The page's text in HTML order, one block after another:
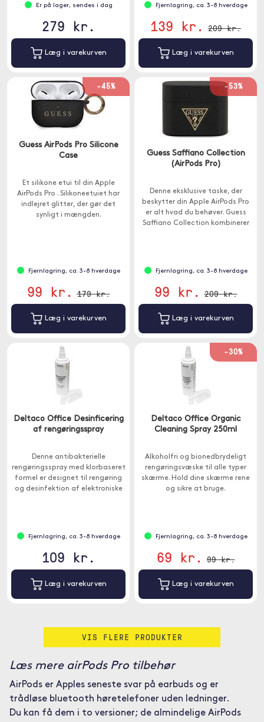
Er på lager, sendes i dag
279 kr.
Læg i varekurven
Fjernlagring, ca. 3-8 hverdage
139 kr. 209 kr.
Læg i varekurven
-45%
Guess AirPods Pro Silicone
Case
Et silikone etui til din Apple
AirPods Pro . Silikoneetuiet har
indlejret glitter, der gør det
synligt i mængden.
Fjernlagring, ca. 3-8 hverdage
99 kr. 179 kr.
Læg i varekurven
-53%
Guess Saffiano Collection
(AirPods Pro)
Denne eksklusive taske, der
beskytter din Apple AirPods Pro
er alt hvad du behøver. Guess
Saffiano Collection kombinerer
Fjernlagring, ca. 3-8 hverdage
99 kr. 209 kr.
Læg i varekurven
Deltaco Office Desinficering
af rengøringsspray
Denne antibakterielle
rengøringsspray med klorbaseret
formel er designet til rengøring
og desinfektion af elektroniske
Fjernlagring, ca. 3-8 hverdage
109 kr.
Læg i varekurven
-30%
Deltaco Office Organic
Cleaning Spray 250ml
Alkoholfri og bionedbrydeligt
rengøringsvæske til alle typer
skærme. Hold dine skærme rene
og sikre at bruge.
Fjernlagring, ca. 3-8 hverdage
69 kr. 99 kr.
Læg i varekurven
VIS FLERE PRODUKTER
Læs mere airPods Pro tilbehør
AirPods er Apples seneste svar på earbuds og er
trådløse bluetooth høretelefoner uden ledninger.
Du kan få dem i to versioner; de almindelige AirPods